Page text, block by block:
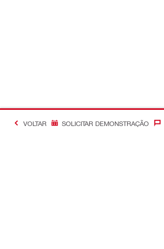
VOLTAR SOLICITAR DEMONSTRAÇÃO